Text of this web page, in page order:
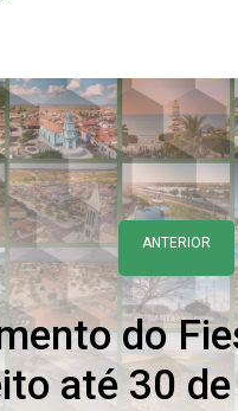
ANTERIOR
do
até 30